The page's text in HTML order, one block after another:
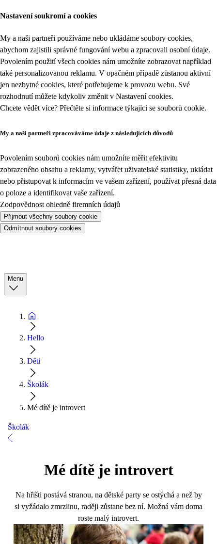
Nastavení soukromí a cookies
My a naši partneři používáme nebo ukládáme soubory cookies,
abychom zajistili správné fungování webu a zpracovali osobní údaje.
Povolením použití všech cookies nám umožníte zobrazovat například
také personalizovanou reklamu. V opačném případě zůstanou aktivní
jen nezbytné cookies, které potřebujeme k provozu webu. Své
rozhodnutí můžete kdykoliv změnit v Nastavení cookies.
Chcete vědět více? Přečtěte si informace týkající se souborů cookie.
My a naši partneři zpracováváme údaje z následujících důvodů
Povolením souborů cookies nám umožníte měřit efektivitu
zobrazeného obsahu a reklamy, vytvářet uživatelské statistiky, ukládat
nebo přistupovat k informacím ve vašem zařízení, používat přesná data
o poloze a identifikovat vaše zařízení.
Zodpovědnost ohledně firemních údajů
Přijmout všechny soubory cookie
Odmítnout soubory cookies
Menu
Hello
Děti
Školák
Mé dítě je introvert
Školák
Mé dítě je introvert
Na hřišti postává stranou, na dětské party se ostýchá a než by
si vyžádalo zmrzlinu, raději zůstane bez ní. Možná vám doma
roste malý introvert.